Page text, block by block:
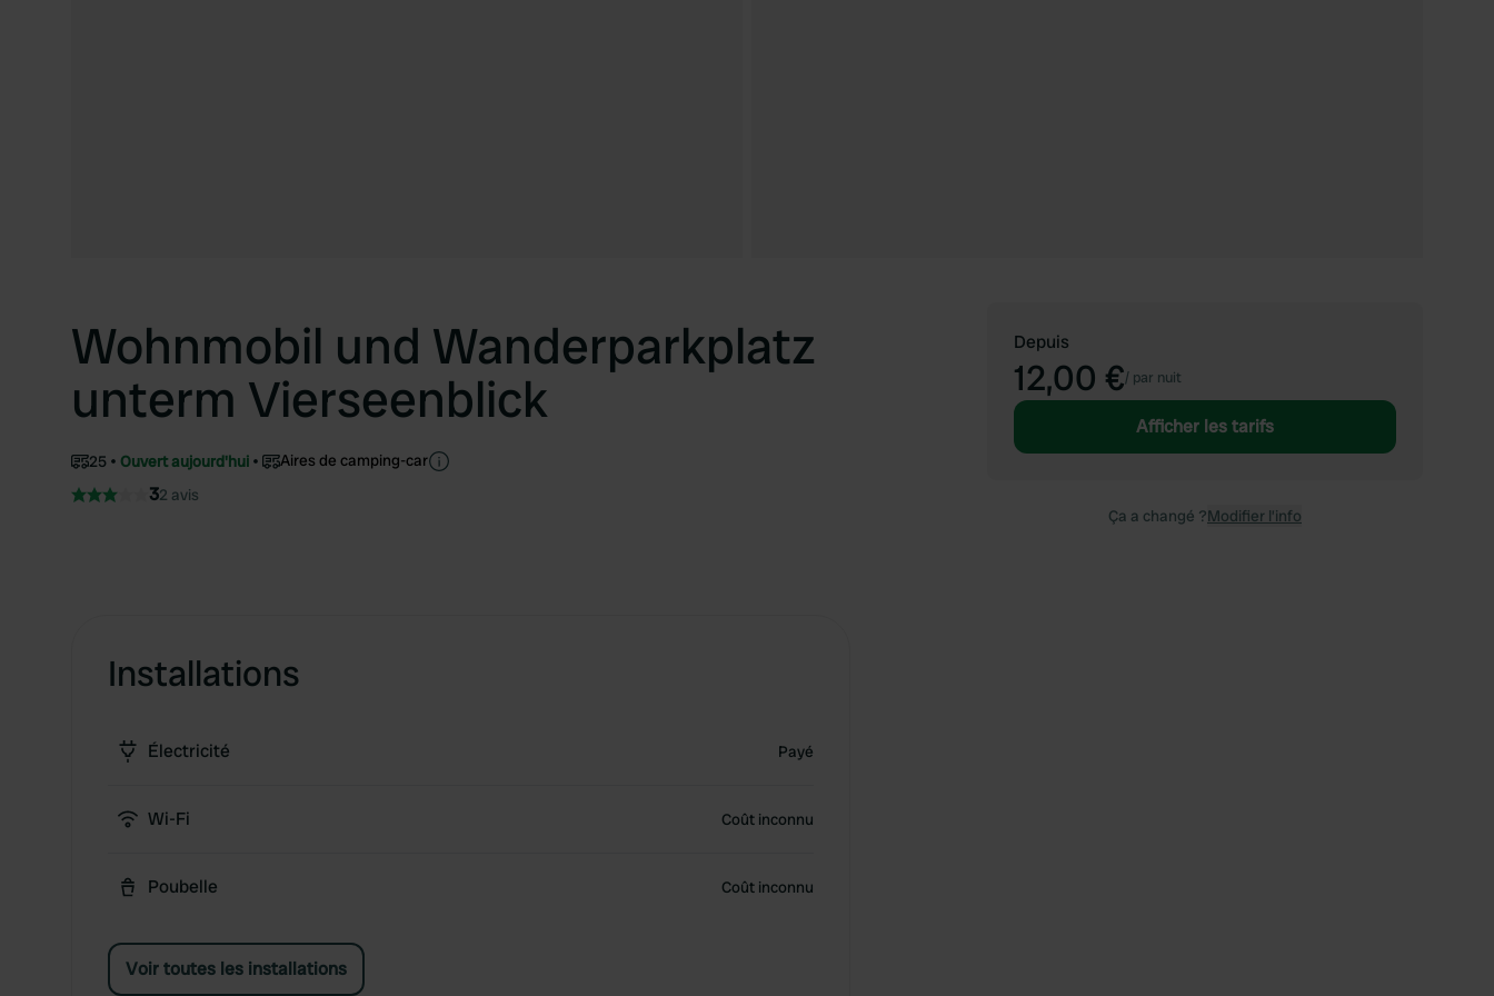
Wohnmobil und Wanderparkplatz
unterm Vierseenblick
25 Ouvert aujourd'hui Aires de camping-car
32 avis
Installations
Électricité Payé
Wi-Fi Coût inconnu
Poubelle Coût inconnu
Voir toutes les installations
Depuis
12,00 €/ par nuit
Afficher les tarifs
Ça a changé ?Modifier l’info